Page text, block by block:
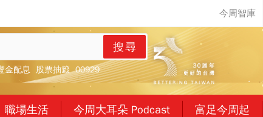
搜尋
金配息 股票抽籤 00929
職場生活 今周大耳朵 Podcast 富足今周起